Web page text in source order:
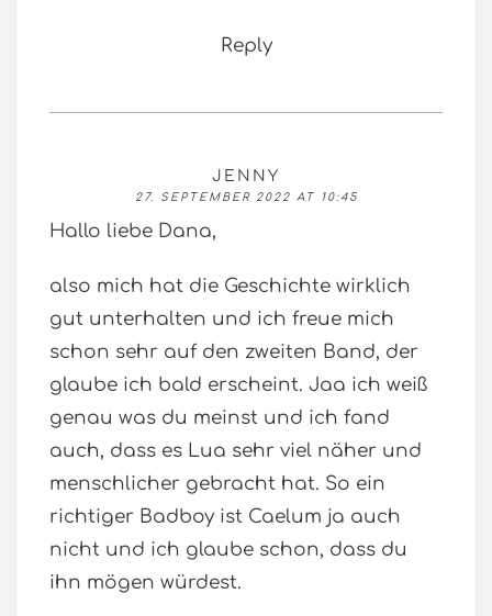
Reply
JENNY
27. SEPTEMBER 2022 AT 10:45
Hallo liebe Dana,
also mich hat die Geschichte wirklich
gut unterhalten und ich freue mich
schon sehr auf den zweiten Band, der
glaube ich bald erscheint. Jaa ich weiß
genau was du meinst und ich fand
auch, dass es Lua sehr viel näher und
menschlicher gebracht hat. So ein
richtiger Badboy ist Caelum ja auch
nicht und ich glaube schon, dass du
ihn mögen würdest.